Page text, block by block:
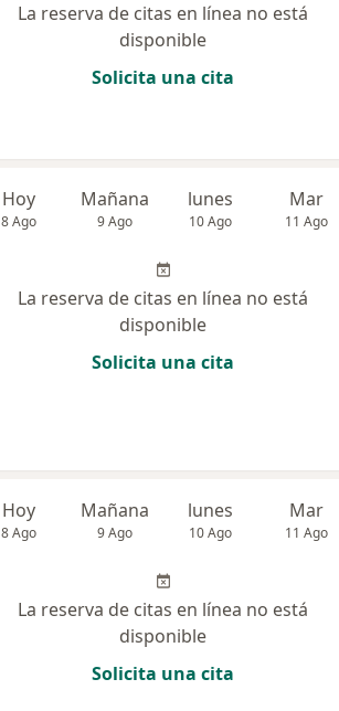
La reserva de citas en línea no está
disponible
Solicita una cita
Hoy
8 Ago
Mañana
9 Ago
lunes
10 Ago
Mar
11 Ago
La reserva de citas en línea no está
disponible
Solicita una cita
Hoy
8 Ago
Mañana
9 Ago
lunes
10 Ago
Mar
11 Ago
La reserva de citas en línea no está
disponible
Solicita una cita